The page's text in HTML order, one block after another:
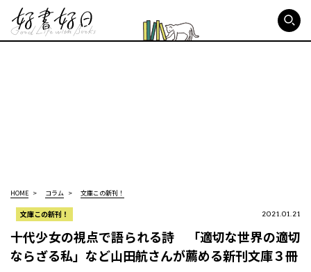
HOME コラム 文庫この新刊！
文庫この新刊！ 2021.01.21
十代少女の視点で語られる詩 「適切な世界の適切
ならざる私」など山田航さんが薦める新刊文庫３冊